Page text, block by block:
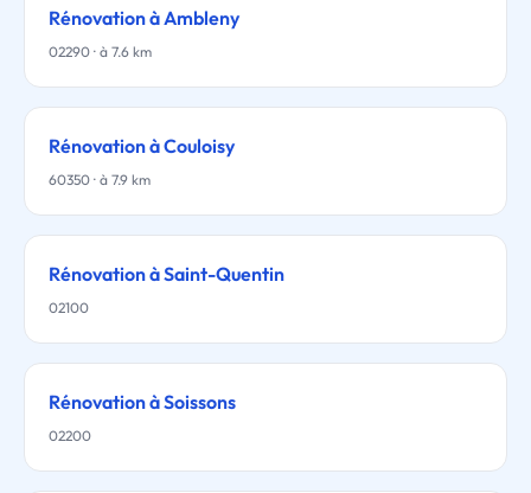
Rénovation à Ambleny
02290 · à 7.6 km
Rénovation à Couloisy
60350 · à 7.9 km
Rénovation à Saint-Quentin
02100
Rénovation à Soissons
02200